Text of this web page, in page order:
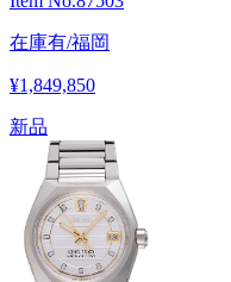
在庫有/福岡
¥1,849,850
新品